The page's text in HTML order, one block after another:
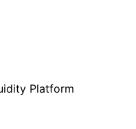
Platform